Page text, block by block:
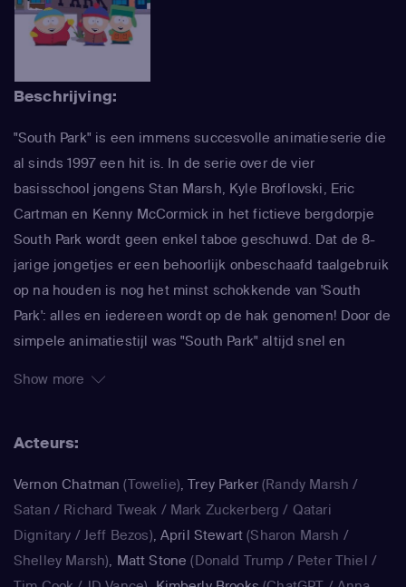
Beschrijving:
"South Park" is een immens succesvolle animatieserie die
al sinds 1997 een hit is. In de serie over de vier
basisschool jongens Stan Marsh, Kyle Broflovski, Eric
Cartman en Kenny McCormick in het fictieve bergdorpje
South Park wordt geen enkel taboe geschuwd. Dat de 8-
jarige jongetjes er een behoorlijk onbeschaafd taalgebruik
op na houden is nog het minst schokkende van 'South
Park': alles en iedereen wordt op de hak genomen! Door de
simpele animatiestijl was "South Park" altijd snel en
afgewisseld door absurde verhaallijnen over gigantische
zelden ongeschonden vanaf, als zij in "South Park" worden
gepersifleerd. Zo doken Michael Jackson, Paris Hilton, Al
Gore en Kanye West al in South Park op, om er maar een
paar te noemen.
Show more
Acteurs:
Vernon Chatman (Towelie),Trey Parker(Randy Marsh /
Satan / Richard Tweak / Mark Zuckerberg / Qatari
Dignitary / Jeff Bezos),April Stewart (Sharon Marsh /
Shelley Marsh), Matt Stone (Donald Trump / Peter Thiel /